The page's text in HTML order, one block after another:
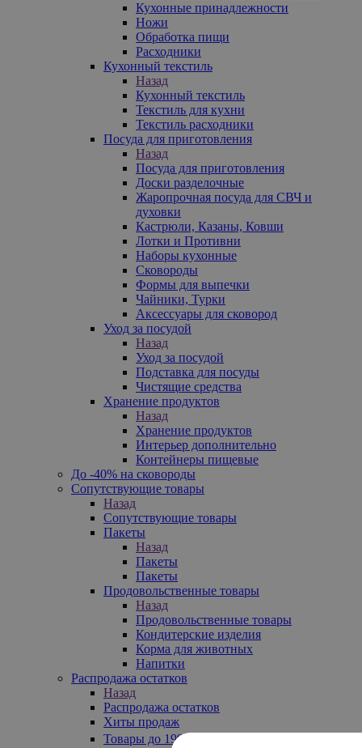
Кухонные принадлежности
Ножи
Обработка пищи
Расходники
Кухонный текстиль
Назад
Кухонный текстиль
Текстиль для кухни
Текстиль расходники
Посуда для приготовления
Назад
Посуда для приготовления
Доски разделочные
Жаропрочная посуда для СВЧ и
духовки
Кастрюли, Казаны, Ковши
Лотки и Противни
Наборы кухонные
Сковороды
Формы для выпечки
Чайники, Турки
Аксессуары для сковород
Уход за посудой
Назад
Уход за посудой
Подставка для посуды
Чистящие средства
Хранение продуктов
Назад
Хранение продуктов
Интерьер дополнительно
Контейнеры пищевые
До -40% на сковороды
Сопутствующие товары
Назад
Сопутствующие товары
Пакеты
Назад
Пакеты
Пакеты
Продовольственные товары
Назад
Продовольственные товары
Кондитерские изделия
Корма для животных
Напитки
Распродажа остатков
Назад
Распродажа остатков
Хиты продаж
Товары до 199₽